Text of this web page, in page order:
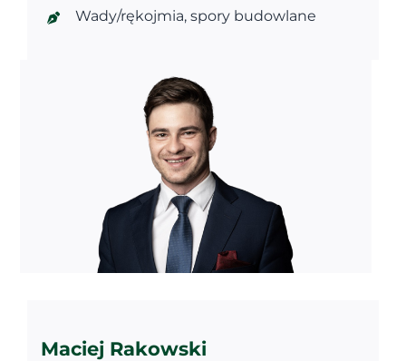
Wady/rękojmia, spory budowlane
Maciej Rakowski